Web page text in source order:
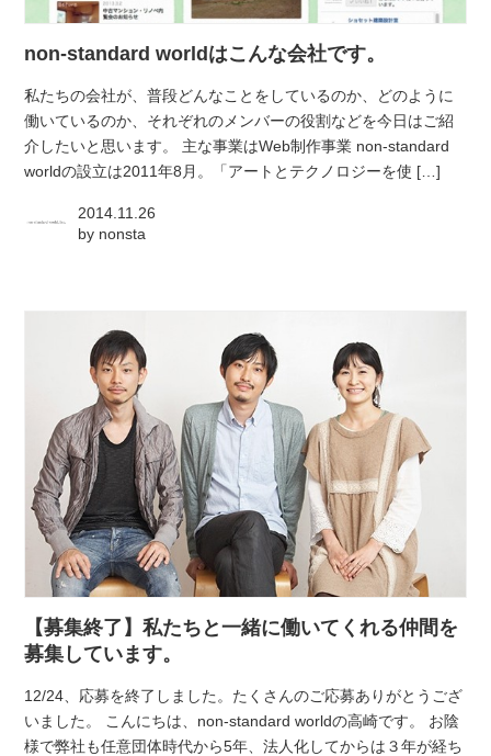
non-standard worldはこんな会社です。
私たちの会社が、普段どんなことをしているのか、どのように
働いているのか、それぞれのメンバーの役割などを今日はご紹
介したいと思います。 主な事業はWeb制作事業 non-standard
worldの設立は2011年8月。「アートとテクノロジーを使 […]
2014.11.26
by nonsta
【募集終了】私たちと一緒に働いてくれる仲間を
募集しています。
12/24、応募を終了しました。たくさんのご応募ありがとうござ
いました。 こんにちは、non-standard worldの高崎です。 お陰
様で弊社も任意団体時代から5年、法人化してからは３年が経ち